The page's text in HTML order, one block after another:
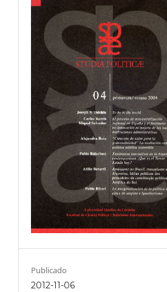
Publicado
2012-11-06